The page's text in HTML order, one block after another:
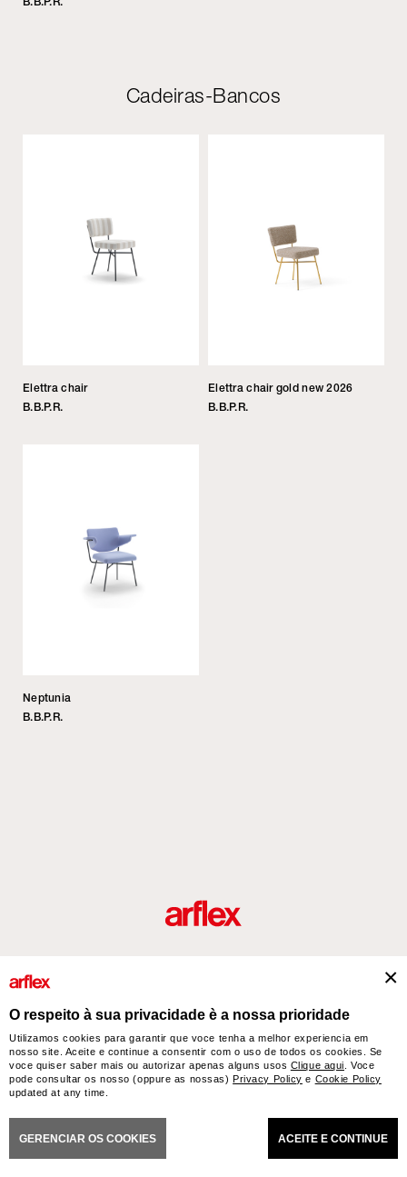
Cadeiras-Bancos
Elettra chair
B.B.P.R.
Elettra chair gold new 2026
B.B.P.R.
Neptunia
B.B.P.R.
arflex – sevensalotti spa via Pizzo Scalino 1 20833 Giussano (Monza e Brianza) Italy
- Phone +39 0362 853043 - VAT IT 00703820969 – © arflex - sevensalotti spa 2026
SALES CONDITIONS ACCESSIBILITY STATEMENT COOKIES PRIVACY
O respeito à sua privacidade è a nossa prioridade
Utilizamos cookies para garantir que voce tenha a melhor experiencia em
nosso site. Aceite e continue a consentir com o uso de todos os cookies. Se
voce quiser saber mais ou autorizar apenas alguns usos Clique aqui . Voce
pode consultar os nosso (oppure as nossas)Privacy Policy e Cookie Policy
updated at any time.
GERENCIAR OS COOKIES ACEITE E CONTINUE